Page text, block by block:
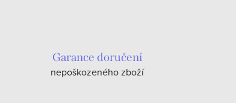
Garance doručení
nepoškozeného zboží